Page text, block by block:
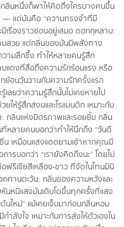
ลิ่นหนึ่งก็พาให้คิดถึงใครบางคนขึ้น
— แต่มันคือ “ความทรงจำที่มี
มีเรื่องราวซ่อนอยู่เสมอ ดอกกุหลาบ:
มสวย แต่กลิ่นของมันมีพลังทาง
ามลึกซึ้ง ทำให้หลายคนรู้สึก
บแดงที่สื่อถึงความรักร้อนแรง หรือ
ย้อนวันวานกับความรักครั้งแรก
ลยว่าความรู้สึกนั้นไม่เคยหายไป
ห้รู้สึกสงบและโรแมนติก เหมาะกับ
กลิ่นแห่งมิตรภาพและรอยยิ้ม กลิ่น
หลายคนบอกว่าทำให้นึกถึง “วันดี
น เหมือนแสงแดดยามเช้า หากคุณมี
ารบอกว่า “เรายังคิดถึงนะ” โดยไม่
รีเซียสีเหลือง-ขาว ที่จัดในโทนมินิ
ทานตะวัน: กลิ่นของความหวังและ
นหนีแสง มันเติบโตขึ้นทุกครั้งที่แสง
นใหม่” แม้เคยเจ็บมาก่อนกลิ่นหอม
ลังใจ เหมาะกับการส่งให้ตัวเองใน